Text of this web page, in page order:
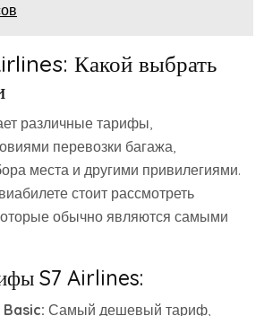
Какой выбрать
различные тарифы,
перевозки багажа,
места и другими привилегиями.
стоит рассмотреть
обычно являются самыми
S7 Airlines:
Самый дешевый тариф,